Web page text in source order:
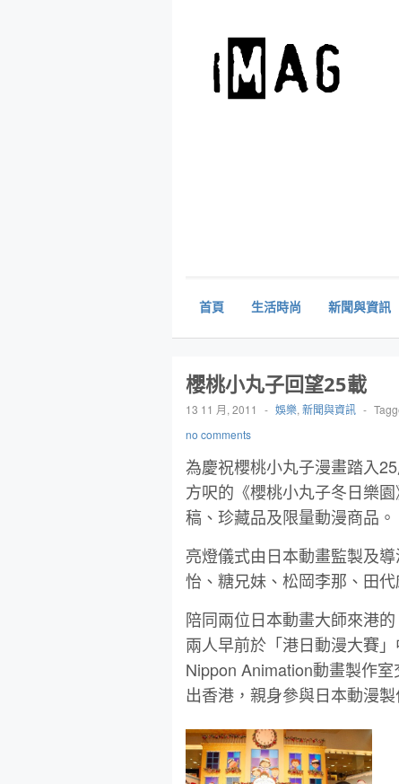
首頁 生活時尚 新聞與資訊
櫻桃小丸子回望25載
13 11 月, 2011 - 娛樂, 新聞與資訊 -
no comments
為慶祝櫻桃小丸子漫畫踏入
方呎的《櫻桃小丸子冬日樂
稿、珍藏品及限量動漫商品。
亮燈儀式由日本動畫監製及
怡、糖兄妹、松岡李那、田
陪同兩位日本動畫大師來港
兩人早前於「港日動漫大賽
Nippon Animation動畫製作
出香港，親身參與日本動漫製